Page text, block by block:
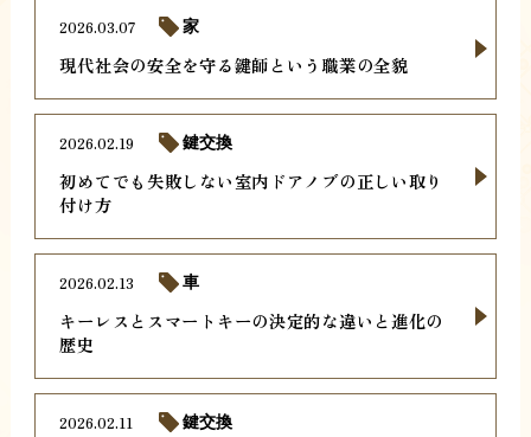
現代社会の安全を守る鍵師という職業の全貌
2026.03.07 家
初めてでも失敗しない室内ドアノブの正しい取り
付け方
2026.02.19 鍵交換
キーレスとスマートキーの決定的な違いと進化の
歴史
2026.02.13 車
2026.02.11 鍵交換